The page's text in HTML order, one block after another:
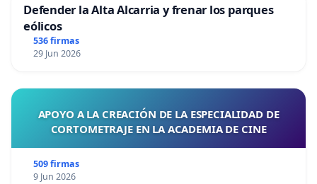
Defender la Alta Alcarria y frenar los parques
eólicos
536 firmas
29 Jun 2026
APOYO A LA CREACIÓN DE LA ESPECIALIDAD DE
CORTOMETRAJE EN LA ACADEMIA DE CINE
509 firmas
9 Jun 2026